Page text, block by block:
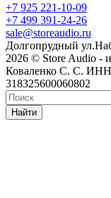
+7 925 221-10-09
+7 499 391-24-26
sale@storeaudio.ru
Долгопрудный
2026 © Store Audio -
Коваленко С. С.
318325600060802
Найти